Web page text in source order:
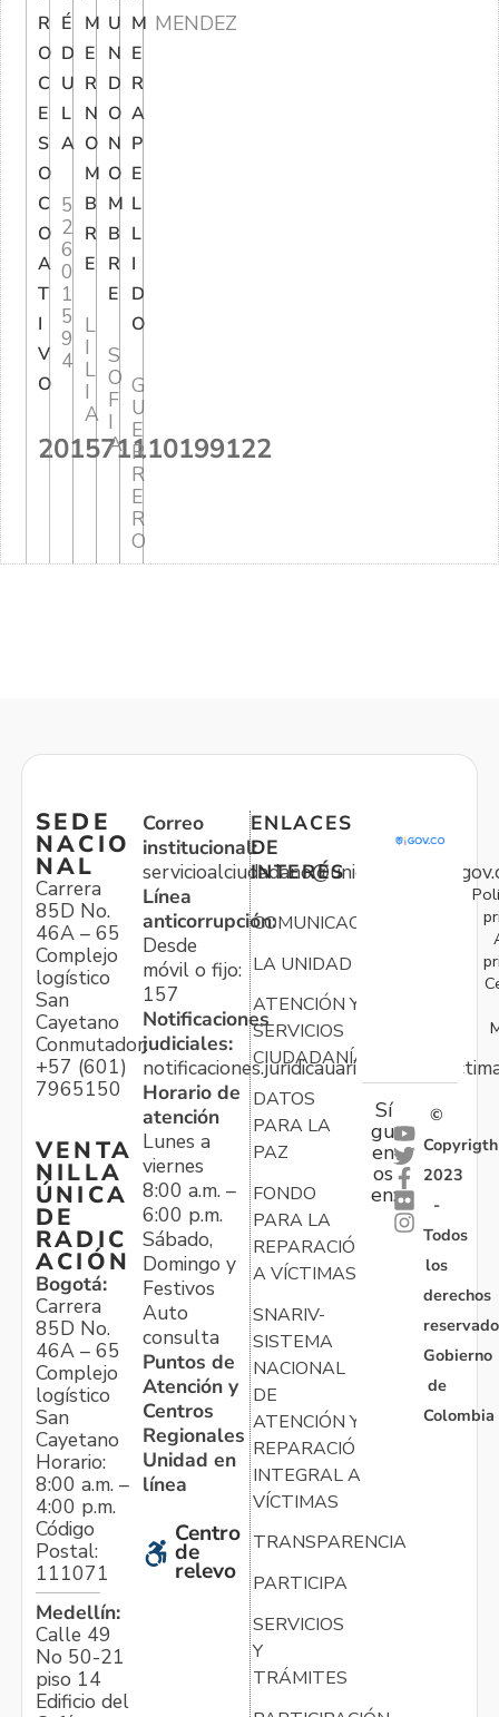
R
O
C
E
S
O
C
O
A
T
I
V
O
201571110199122
É
D
U
L
A
5
2
6
0
1
5
9
4
M
E
R
N
O
M
B
R
E
L
I
L
I
A
U
N
D
O
N
O
M
B
R
E
S
O
F
I
A
M
E
R
A
P
E
L
L
I
D
O
G
U
E
R
R
E
R
O
MENDEZ
SEDE
NACIO
NAL
Carrera
85D No.
46A – 65
Complejo
logístico
San
Cayetano
Conmutador:
+57 (601)
7965150
VENTA
NILLA
ÚNICA
DE
RADIC
ACIÓN
Bogotá:
Carrera
85D No.
46A – 65
Complejo
logístico
San
Cayetano
Horario:
8:00 a.m. –
4:00 p.m.
Código
Postal:
111071
Medellín:
Calle 49
No 50-21
piso 14
Edificio del
Correo
institucional:
Línea
anticorrupción:
Desde
móvil o fijo:
157
Notificaciones
judiciales:
Horario de
atención
Lunes a
viernes
8:00 a.m. –
6:00 p.m.
Sábado,
Domingo y
Festivos
Auto
consulta
Puntos de
Atención y
Centros
Regionales
Unidad en
línea
Centro
de
relevo
ENLACES
DE
INTERÉS
COMUNICACIONES
LA UNIDAD
ATENCIÓN Y
SERVICIOS
CIUDADANÍA
DATOS
PARA LA
PAZ
FONDO
PARA LA
REPARACIÓN
A VÍCTIMAS
SNARIV-
SISTEMA
NACIONAL
DE
ATENCIÓN Y
REPARACIÓN
INTEGRAL A
VÍCTIMAS
TRANSPARENCIA
PARTICIPA
SERVICIOS
Y
TRÁMITES
Sí
gu
en
os
en:
©
Copyrigth
2023
-
Todos
los
derechos
Gobierno
de
Colombia